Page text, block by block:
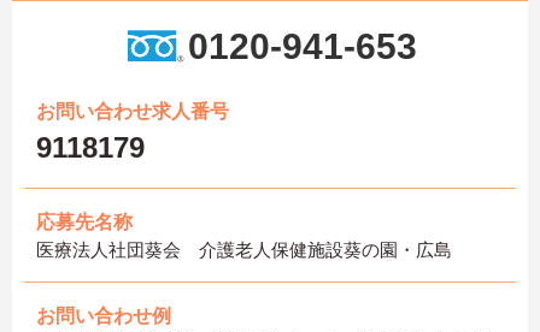
0120-941-653
お問い合わせ求人番号
9118179
応募先名称
医療法人社団葵会 介護老人保健施設葵の園・広島
お問い合わせ例